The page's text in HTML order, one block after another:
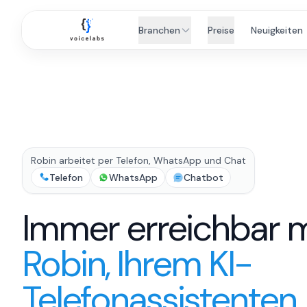
Branchen Preise Neuigkeiten
Robin arbeitet per Telefon, WhatsApp und Chat
Telefon
WhatsApp Chatbot
Immer erreichbar
Robin, Ihrem KI-